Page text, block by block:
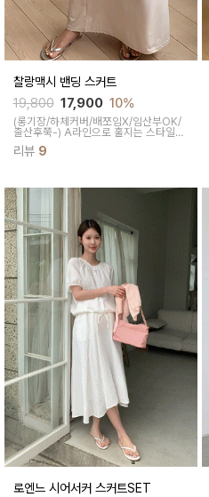
찰랑맥시 밴딩 스커트
19,800 17,900 10%
(롱기장/하체커버/배쪼임X/임산부OK/
출산후쭉-) A라인으로 훌지는 스타일의
맥시한 기장감으로 하체군살을 완벽하게
커버해줘요 신축성이 좋고 허리밴딩이
리뷰 9
로엔느 시어서커 스커트SET